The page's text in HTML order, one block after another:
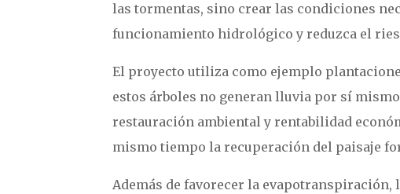
las tormentas, sino crear las condiciones
funcionamiento hidrológico y reduzca el
El proyecto utiliza como ejemplo
estos árboles no generan lluvia por sí
restauración ambiental y rentabilidad
mismo tiempo la recuperación del paisaje
Además de favorecer la